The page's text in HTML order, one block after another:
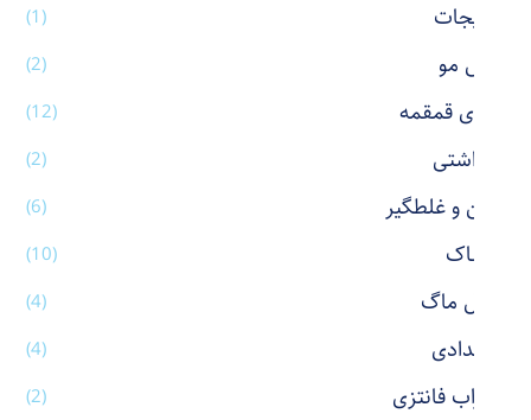
بدلیجات (1)
برس مو (2)
بطری قمقمه (12)
بهداشتی (2)
پاکن و غلطگیر (6)
پوشاک (10)
تراول ماگ (4)
جامدادی (4)
جوراب فانتزی (2)